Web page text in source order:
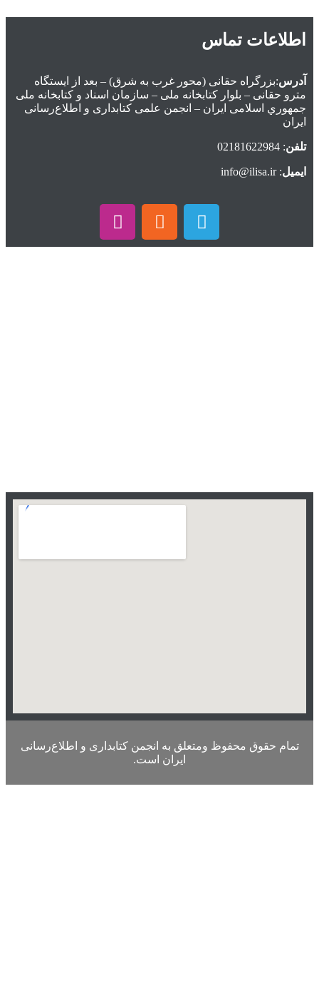
اطلاعات تماس
آدرس:بزرگراه حقانی (محور غرب به شرق) – بعد از ايستگاه
مترو حقانی – بلوار كتابخانه ملی – سازمان اسناد و كتابخانه ملی
جمهوري اسلامی ايران – انجمن علمی کتابداری و اطلاع‌رسانی
ایران
تلفن: 02181622984
ایمیل: info@ilisa.ir
تمام حقوق محفوظ ومتعلق به انجمن کتابداری و اطلاع‌رسانی
ایران است.